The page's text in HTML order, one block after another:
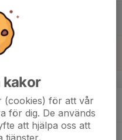
kakor
(cookies) för att vår
för dig. De används
att hjälpa oss att
tjänster.